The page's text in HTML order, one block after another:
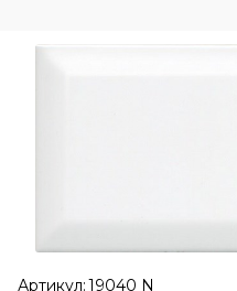
Артикул: 19040 N